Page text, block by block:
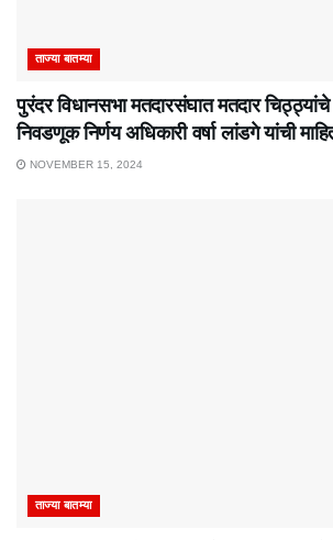
ताज्या बातम्या
पुरंदर विधानसभा मतदारसंघात मतदार
निवडणूक निर्णय अधिकारी वर्षा लांडगे यांची
NOVEMBER 15, 2024
ताज्या बातम्या